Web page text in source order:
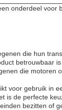
onderdeel voor
die hun
betrouwbaar
die motoren
voor gebruik in
is de perfecte
bezitten of